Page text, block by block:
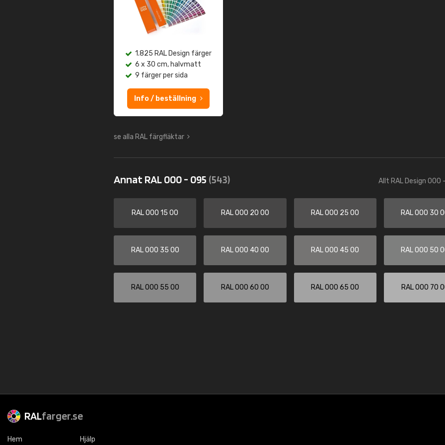
1.825 RAL Design färger
6 x 30 cm, halvmatt
9 färger per sida
Info / beställning
se alla RAL färgfläktar
Annat RAL 000 - 095 (543) Allt RAL Design 000
RAL 000 15 00 RAL 000 20 00 RAL 000 25 00 RAL 000 30
RAL 000 35 00 RAL 000 40 00 RAL 000 45 00 RAL 000 50
RAL 000 55 00 RAL 000 60 00 RAL 000 65 00 RAL 000 70
RALfarger.se
Hem Hjälp